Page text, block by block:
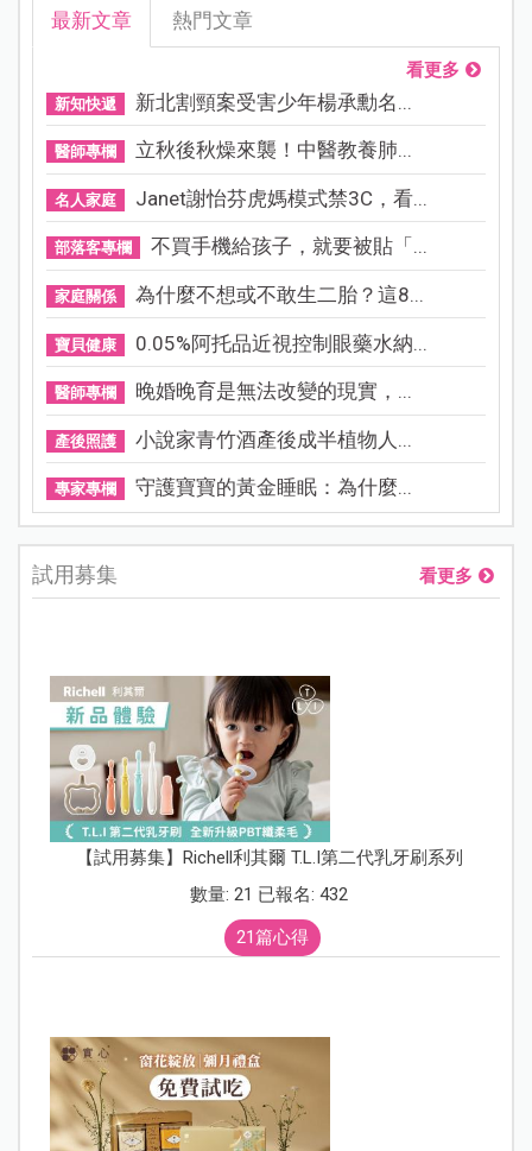
最新文章 熱門文章
看更多
新知快遞 新北割頸案受害少年楊承勳名...
醫師專欄 立秋後秋燥來襲！中醫教養肺...
名人家庭 Janet謝怡芬虎媽模式禁3C，看...
部落客專欄 不買手機給孩子，就要被貼「...
家庭關係 為什麼不想或不敢生二胎？這8...
寶貝健康 0.05%阿托品近視控制眼藥水納...
醫師專欄 晚婚晚育是無法改變的現實，...
產後照護 小說家青竹酒產後成半植物人...
專家專欄 守護寶寶的黃金睡眠：為什麼...
試用募集 看更多
【試用募集】Richell利其爾 T.L.I第二代乳牙刷系列
數量: 21 已報名: 432
21篇心得